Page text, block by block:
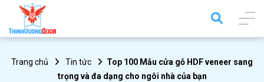
Trang chủ Tin tức
Top 100 Mẫu cửa gỗ HDF veneer sang
trọng và đa dạng cho ngôi nhà của bạn